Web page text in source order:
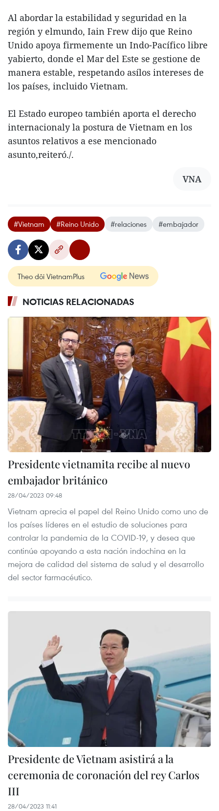
Al abordar la estabilidad y seguridad en la
región y elmundo, Iain Frew dijo que Reino
Unido apoya firmemente un Indo-Pacífico libre
yabierto, donde el Mar del Este se gestione de
manera estable, respetando asílos intereses de
los países, incluido Vietnam.
El Estado europeo también aporta el derecho
internacionaly la postura de Vietnam en los
asuntos relativos a ese mencionado
asunto,reiteró./.
VNA
#Vietnam #Reino Unido #relaciones #embajador
Theo dõi VietnamPlus
NOTICIAS RELACIONADAS
Presidente vietnamita recibe al nuevo
embajador británico
28/04/2023 09:48
Vietnam aprecia el papel del Reino Unido como uno de
los países líderes en el estudio de soluciones para
controlar la pandemia de la COVID-19, y desea que
continúe apoyando a esta nación indochina en la
mejora de calidad del sistema de salud y el desarrollo
del sector farmacéutico.
Presidente de Vietnam asistirá a la
ceremonia de coronación del rey Carlos
III
28/04/2023 11:41